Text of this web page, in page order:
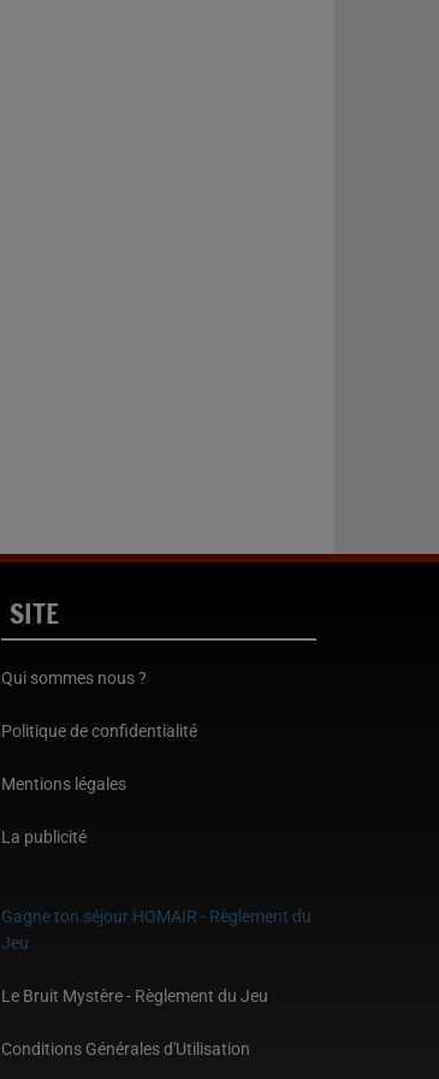
SITE
Qui sommes nous ?
Politique de confidentialité
Mentions légales
La publicité
Gagne ton séjour HOMAIR - Règlement du
Jeu
Le Bruit Mystère - Règlement du Jeu
Conditions Générales d'Utilisation